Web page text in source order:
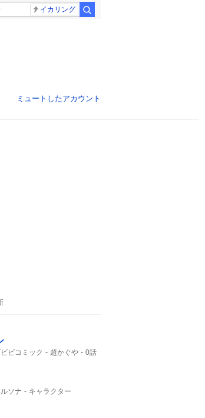
イカリング
ミュートしたアカウント
ビビコミック 超かぐや
0話
ソナ キャラクター